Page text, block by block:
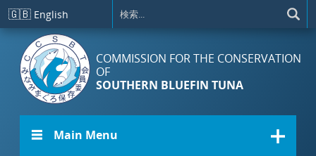
メインコンテンツに移動
🇬🇧 English
COMMISSION FOR THE CONSERVATION
OF
SOUTHERN BLUEFIN TUNA
☰ Main Menu